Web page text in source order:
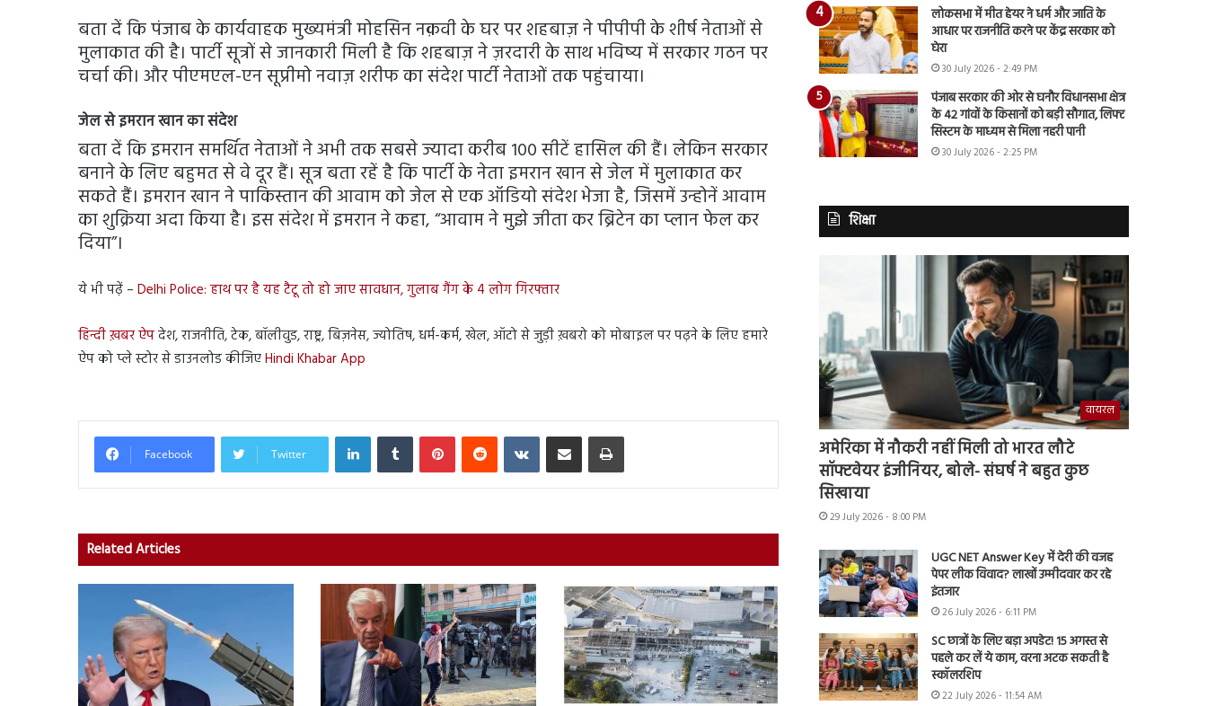
बता दें कि पंजाब के कार्यवाहक मुख्यमंत्री मोहसिन नक़वी के घर पर शहबाज़ ने पीपीपी के शीर्ष नेताओं से
मुलाकात की है। पार्टी सूत्रों से जानकारी मिली है कि शहबाज़ ने ज़रदारी के साथ भविष्य में सरकार गठन पर
चर्चा की। और पीएमएल-एन सूप्रीमो नवाज़ शरीफ का संदेश पार्टी नेताओं तक पहुंचाया।
जेल से इमरान खान का संदेश
बता दें कि इमरान समर्थित नेताओं ने अभी तक सबसे ज्यादा करीब 100 सीटें हासिल की हैं। लेकिन सरकार
बनाने के लिए बहुमत से वे दूर हैं। सूत्र बता रहें है कि पार्टी के नेता इमरान खान से जेल में मुलाकात कर
सकते हैं। इमरान खान ने पाकिस्तान की आवाम को जेल से एक ऑडियो संदेश भेजा है, जिसमें उन्होनें आवाम
का शुक्रिया अदा किया है। इस संदेश में इमरान ने कहा, “आवाम ने मुझे जीता कर ब्रिटेन का प्लान फेल कर
दिया”।
ये भी पढ़ें – Delhi Police: हाथ पर है यह टैटू तो हो जाए सावधान, गुलाब गैंग के 4 लोग गिरफ्तार
हिन्दी ख़बर ऐपदेश, राजनीति, टेक, बॉलीवुड, राष्ट्र, बिज़नेस, ज्योतिष, धर्म-कर्म, खेल, ऑटो से जुड़ी ख़बरो को मोबाइल पर पढ़ने के लिए हमारे
ऐप को प्ले स्टोर से डाउनलोड कीजिएHindi Khabar App
Facebook Twitter
LinkedInTumblr PinterestReddit VKontakteShare via Email Print
Related Articles
लोकसभा में मीत हेयर ने धर्म और जाति के
आधार पर राजनीति करने पर केंद्र सरकार को
घेरा
30 July 2026 - 2:49 PM
पंजाब सरकार की ओर से घनौर विधानसभा क्षेत्र
के 42 गांवों के किसानों को बड़ी सौगात, लिफ्ट
सिस्टम के माध्यम से मिला नहरी पानी
30 July 2026 - 2:25 PM
शिक्षा
वायरल
अमेरिका में नौकरी नहीं मिली तो भारत लौटे
सॉफ्टवेयर इंजीनियर, बोले- संघर्ष ने बहुत कुछ
सिखाया
29 July 2026 - 8:00 PM
UGC NET Answer Key में देरी की वजह
पेपर लीक विवाद? लाखों उम्मीदवार कर रहे
इंतजार
26 July 2026 - 6:11 PM
SC छात्रों के लिए बड़ा अपडेट! 15 अगस्त से
पहले कर लें ये काम, वरना अटक सकती है
स्कॉलरशिप
22 July 2026 - 11:54 AM